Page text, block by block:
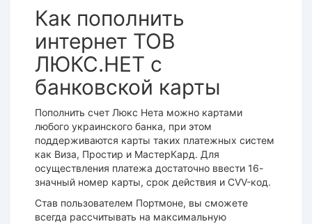
Как пополнить
интернет ТОВ
ЛЮКС.НЕТ с
банковской карты
Пополнить счет Люкс Нета можно картами
любого украинского банка, при этом
поддерживаются карты таких платежных систем
как Виза, Простир и МастерКард. Для
осуществления платежа достаточно ввести 16-
значный номер карты, срок действия и CVV-код.
Став пользователем Портмоне, вы сможете
всегда рассчитывать на максимальную